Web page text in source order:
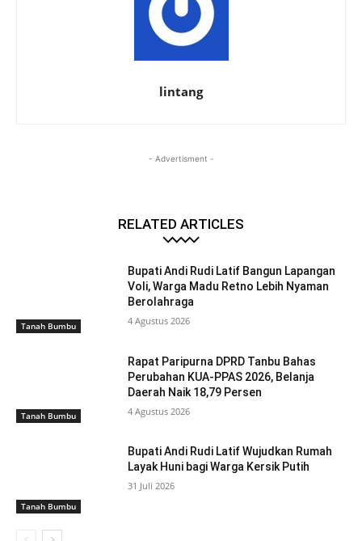
lintang
- Advertisment -
RELATED ARTICLES
Tanah Bumbu
Bupati Andi Rudi Latif Bangun Lapangan
Voli, Warga Madu Retno Lebih Nyaman
Berolahraga
4 Agustus 2026
Tanah Bumbu
Rapat Paripurna DPRD Tanbu Bahas
Perubahan KUA-PPAS 2026, Belanja
Daerah Naik 18,79 Persen
4 Agustus 2026
Tanah Bumbu
Bupati Andi Rudi Latif Wujudkan Rumah
Layak Huni bagi Warga Kersik Putih
31 Juli 2026